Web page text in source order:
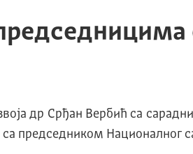
др Срђан Вербић са
председником Националног